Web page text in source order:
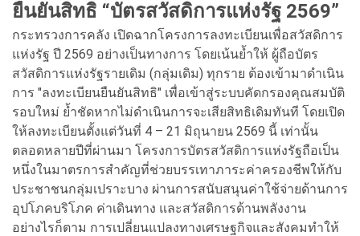
ยืนยันสิทธิ “บัตรสวัสดิการแห่งรัฐ 2569”
กระทรวงการคลัง เปิดฉากโครงการลงทะเบียนเพื่อสวัสดิการ
แห่งรัฐ ปี 2569 อย่างเป็นทางการ โดยเน้นย้ำให้ ผู้ถือบัตร
สวัสดิการแห่งรัฐรายเดิม (กลุ่มเดิม) ทุกราย ต้องเข้ามาดำเนิน
การ "ลงทะเบียนยืนยันสิทธิ" เพื่อเข้าสู่ระบบคัดกรองคุณสมบัติ
รอบใหม่ ย้ำชัดหากไม่ดำเนินการจะเสียสิทธิเดิมทันที โดยเปิด
ให้ลงทะเบียนตั้งแต่วันที่ 4 – 21 มิถุนายน 2569 นี้ เท่านั้น
ตลอดหลายปีที่ผ่านมา โครงการบัตรสวัสดิการแห่งรัฐถือเป็น
หนึ่งในมาตรการสำคัญที่ช่วยบรรเทาภาระค่าครองชีพให้กับ
ประชาชนกลุ่มเปราะบาง ผ่านการสนับสนุนค่าใช้จ่ายด้านการ
อุปโภคบริโภค ค่าเดินทาง และสวัสดิการด้านพลังงาน
อย่างไรก็ตาม การเปลี่ยนแปลงทางเศรษฐกิจและสังคมทำให้